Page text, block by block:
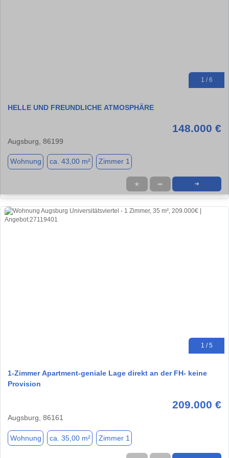
1 / 6
HELLE UND FREUNDLICHE ATMOSPHÄRE
148.000 €
Augsburg, 86199
Wohnung ca. 43,00 m² Zimmer 1
★ ➦ ➜
1 / 5
1-Zimmer Apartment-geniale Lage direkt an der FH- keine
Provision
209.000 €
Augsburg, 86161
Wohnung ca. 35,00 m² Zimmer 1